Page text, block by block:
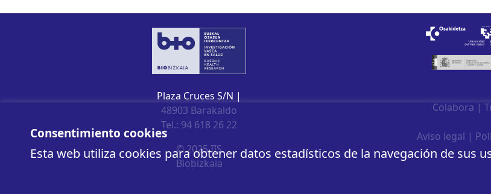
Plaza Cruces S/N |
48903 Barakaldo
Tel.: 94 618 26 22
© 2025 IIS
Biobizkaia
Consentimiento cookies
Esta web utiliza cookies para obtener datos estadísticos de la navegación de sus
Colabora |
Aviso legal |